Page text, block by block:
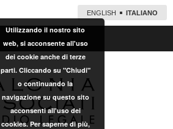
ENGLISH ITALIANO
Utilizzando il nostro sito
web, si acconsente all'uso
dei cookie anche di terze
parti. Cliccando su "Chiudi"
o continuando la
navigazione su questo sito
acconsenti all'uso dei
cookies. Per saperne di più,